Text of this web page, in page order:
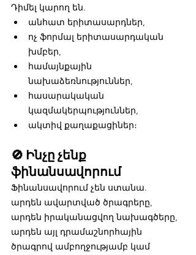
Դիմել կարող են.
անհատ երիտասարդներ,
ոչ ֆորմալ երիտասարդական
խմբեր,
համայնքային
նախաձեռնություններ,
հասարակական
կազմակերպություններ,
ակտիվ քաղաքացիներ։
🚫 Ինչը չենք
ֆինանսավորում
Ֆինանսավորում չեն ստանա.
արդեն ավարտված ծրագրերը,
արդեն իրականացվող նախագծերը,
արդեն այլ դրամաշնորհային
ծրագրով ամբողջությամբ կամ